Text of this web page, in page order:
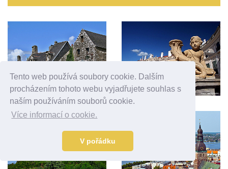
Tento web používá soubory cookie. Dalším
procházením tohoto webu vyjadřujete souhlas s
naším používáním souborů cookie.
Více informací o cookie.
V pořádku